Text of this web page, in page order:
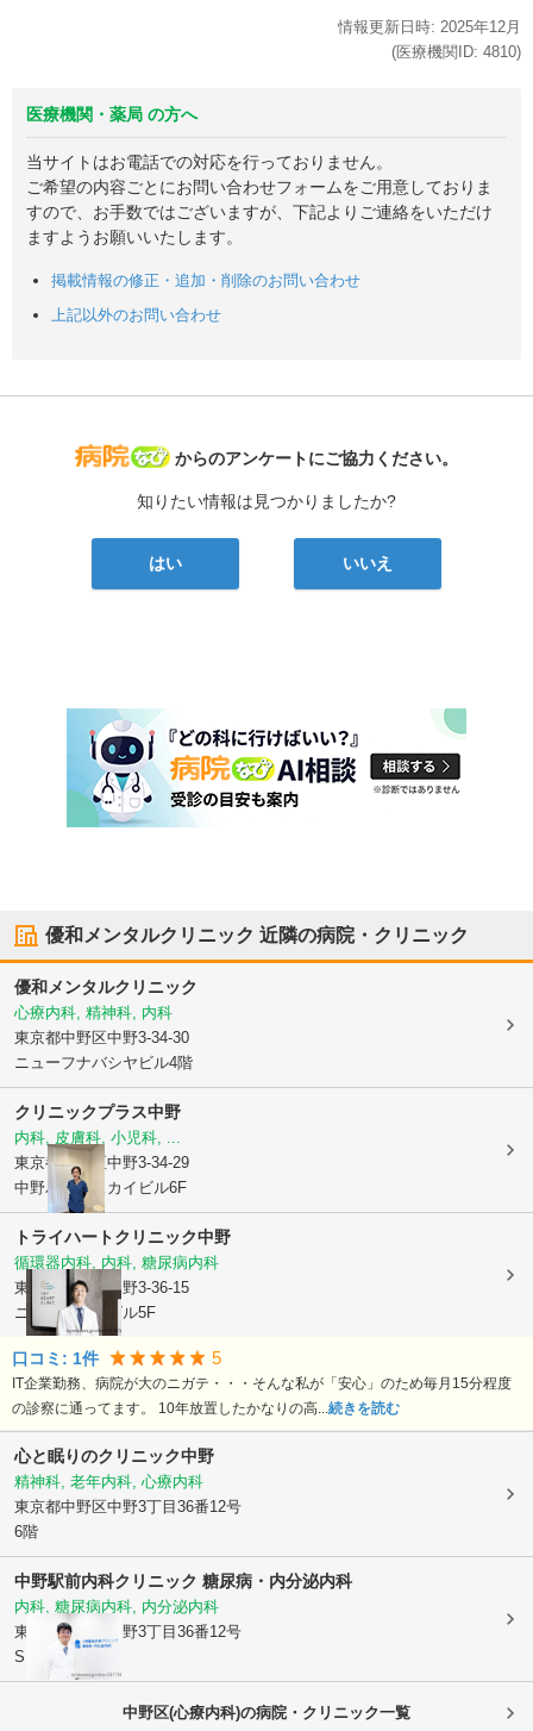
情報更新日時: 2025年12月
(医療機関ID: 4810)
医療機関・薬局 の方へ
当サイトはお電話での対応を行っておりません。
ご希望の内容ごとにお問い合わせフォームをご用意しておりま
すので、お手数ではございますが、下記よりご連絡をいただけ
ますようお願いいたします。
掲載情報の修正・追加・削除のお問い合わせ
上記以外のお問い合わせ
病院なび
からのアンケートにご協力ください。
知りたい情報は見つかりましたか?
はい いいえ
優和メンタルクリニック 近隣の病院・クリニック
優和メンタルクリニック
心療内科, 精神科, 内科
東京都中野区中野3-34-30
ニューフナバシヤビル4階
クリニックプラス中野
内科, 皮膚科, 小児科, ...
東京都中野区中野3-34-29
中野パールスカイビル6F
トライハートクリニック中野
循環器内科, 内科, 糖尿病内科
東京都中野区中野3-36-15
ニュークリアビル5F
口コミ: 1件 5
IT企業勤務、病院が大のニガテ・・・そんな私が「安心」のため毎月15分程度
の診察に通ってます。 10年放置したかなりの高... 続きを読む
心と眠りのクリニック中野
精神科, 老年内科, 心療内科
東京都中野区中野3丁目36番12号
6階
中野駅前内科クリニック 糖尿病・内分泌内科
内科, 糖尿病内科, 内分泌内科
東京都中野区
中野3丁目36番12号
SK中野ビル2階
中野区(心療内科)の病院・クリニック一覧